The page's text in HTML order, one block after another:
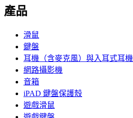
產品
滑鼠
鍵盤
耳機（含麥克風）與入耳式耳機
網路攝影機
音箱
iPAD 鍵盤保護殼
遊戲滑鼠